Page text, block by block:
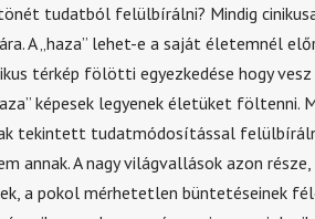
tudatból felülbírálni? Mindig
A „haza” lehet-e a saját életemnél
térkép fölötti egyezkedése hogy
képesek legyenek életüket föltenni.
tekintett tudatmódosítással
annak. A nagy világvallások azon
a pokol mérhetetlen büntetéseinek